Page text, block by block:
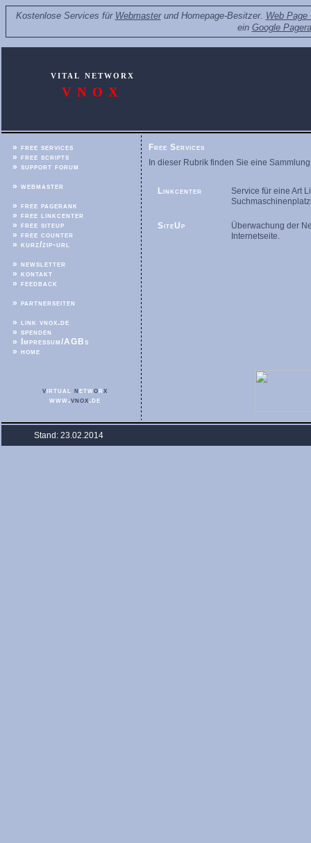
Kostenlose Services für Webmasterund Homepage-Besitzer. Web Page
ein Google
vital networx
VNOX
» free services
» free scripts
» support forum
» webmaster
» free pagerank
» free linkcenter
» free siteup
» free counter
» kurz/zip-url
» newsletter
» kontakt
» feedback
» partnerseiten
» link vnox.de
» spenden
» Impressum/AGBs
» home
virtual networx
www.vnox.de
Free Services
In dieser Rubrik finden Sie eine
Linkcenter
Service für eine Art
SiteUp
Überwachung der
Internetseite.
Stand: 23.02.2014